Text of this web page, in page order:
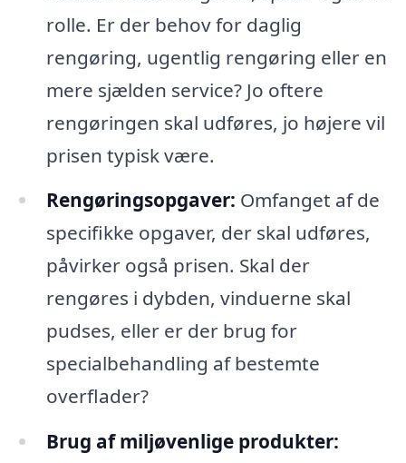
rolle. Er der behov for daglig
rengøring, ugentlig rengøring eller en
mere sjælden service? Jo oftere
rengøringen skal udføres, jo højere vil
prisen typisk være.
Rengøringsopgaver: Omfanget af de
specifikke opgaver, der skal udføres,
påvirker også prisen. Skal der
rengøres i dybden, vinduerne skal
pudses, eller er der brug for
specialbehandling af bestemte
overflader?
Brug af miljøvenlige produkter: